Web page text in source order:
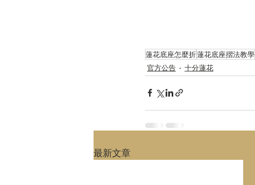
蓮花底座怎麼折蓮花底座摺法教學
官方公告
十分蓮花
最新文章